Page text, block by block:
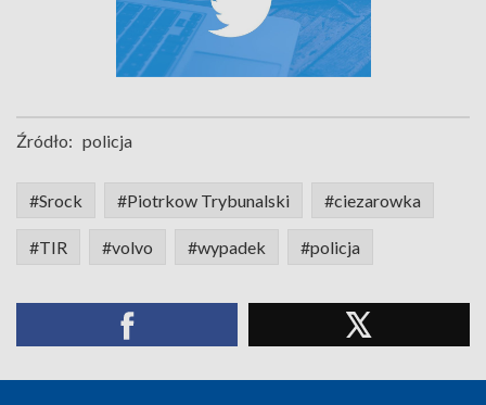
Źródło: policja
#Srock #Piotrkow Trybunalski #ciezarowka
#TIR #volvo #wypadek #policja